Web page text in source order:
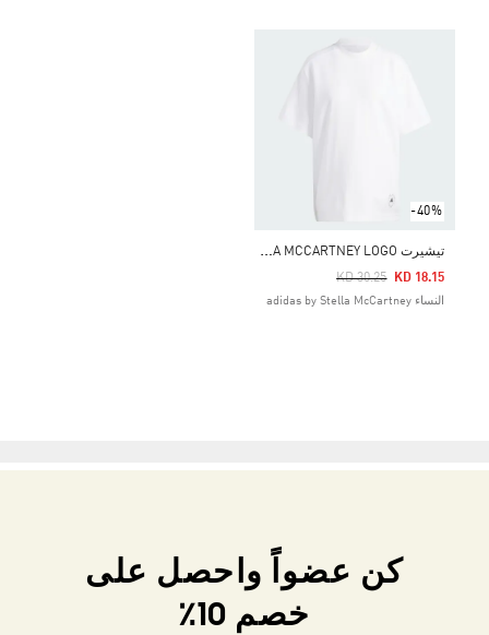
-40%
ت
يشيرت ADIDAS BY STELLA MCCARTNEY LOGO
Price Reduced From
KD 30.25
To KD 18.15
النساء adidas by Stella McCartney
كن عضواً واحصل على
خصم 10٪